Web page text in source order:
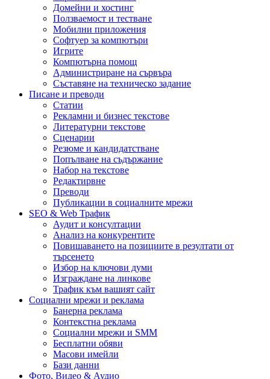
Домейни и хостинг
Ползваемост и тестване
Мобилни приложения
Софтуер за компютъри
Игрите
Компютърна помощ
Администриране на сървъра
Съставяне на техническо задание
Писане и преводи
Статии
Рекламни и бизнес текстове
Литературни текстове
Сценарии
Резюме и кандидатстване
Попълване на съдържание
Набор на текстове
Редактирвне
Преводи
Публикации в социалните мрежи
SEO & Web Трафик
Аудит и консултации
Анализ на конкурентите
Повишаването на позициите в резултати от
търсенето
Избор на ключови думи
Изграждане на линкове
Трафик към вашият сайт
Социални мрежи и реклама
Банерна реклама
Контекстна реклама
Социални мрежи и SMM
Бесплатни обяви
Масови имейли
Бази данни
Фото, Видео & Аудио